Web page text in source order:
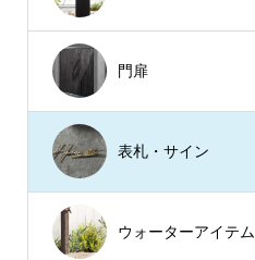
門扉
表札・サイン
ウォーターアイテム